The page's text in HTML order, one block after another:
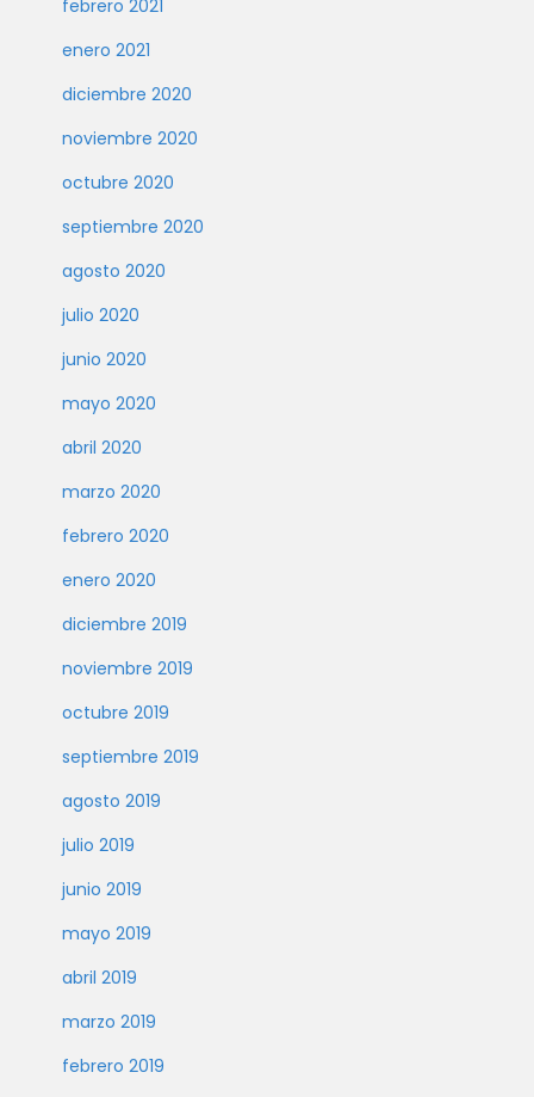
febrero 2021
enero 2021
diciembre 2020
noviembre 2020
octubre 2020
septiembre 2020
agosto 2020
julio 2020
junio 2020
mayo 2020
abril 2020
marzo 2020
febrero 2020
enero 2020
diciembre 2019
noviembre 2019
octubre 2019
septiembre 2019
agosto 2019
julio 2019
junio 2019
mayo 2019
abril 2019
marzo 2019
febrero 2019